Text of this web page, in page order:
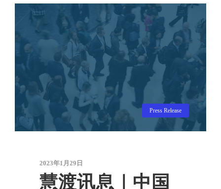
Press Release
2023年1月29日
慧渡讯息｜中国